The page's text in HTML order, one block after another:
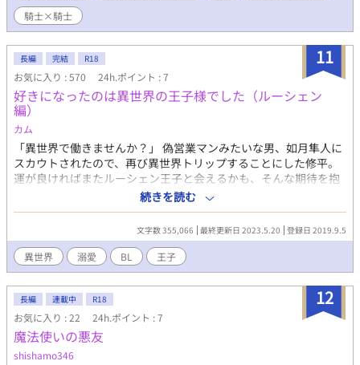
騎士×騎士
11
長編 完結 R18
お気に入り : 570 24h.ポイント : 7
好きになったのは異世界の王子様でした（ルーシェン
編）
カム
「異世界で働きませんか？」 偽営業マンみたいな男、如月隼人に
スカウトされたので、再び異世界トリップすることにした修平。
運が良ければまたルーシェン王子と会えるかも、そんな期待を抱
いて王宮にやってきたけれど…。 1week本編終了後の番外編で
す。 一番続編希望の多かった王子様とのその後の話なので、他の
攻めキャラは登場しません。 王子様×主人公 単独で読めるように
簡単なあらすじと登場人物をつけていますが、本編を読まないと
分かりにくい部分があるかもしれません。 本編のネタバレあり。
続きを読む
文字数 355,066 最終更新日 2023.5.20 登録日 2019.9.5
異世界 溺愛 BL 王子
12
長編 連載中 R18
お気に入り : 22 24h.ポイント : 7
魔法使いの悪友
shishamo346